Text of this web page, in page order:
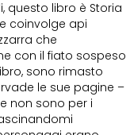
questo libro è Storia
coinvolge api
che
con il fiato sospeso
sono rimasto
le sue pagine –
non sono per i